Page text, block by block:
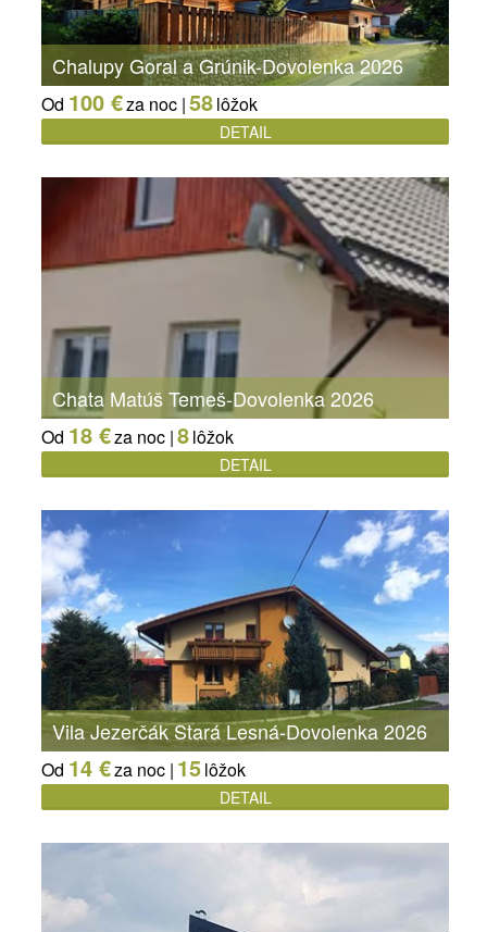
Chalupy Goral a Grúnik-Dovolenka 2026
Od 100 €za noc |58lôžok
DETAIL
Chata Matúš Temeš-Dovolenka 2026
Od 18 €za noc |8lôžok
DETAIL
Vila Jezerčák Stará Lesná-Dovolenka 2026
Od 14 €za noc | 15lôžok
DETAIL